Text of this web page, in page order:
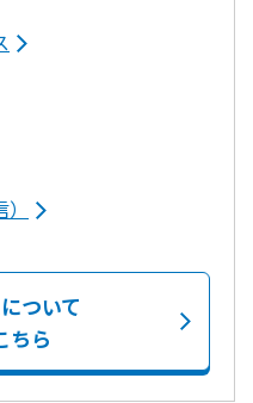
ついて
ちら